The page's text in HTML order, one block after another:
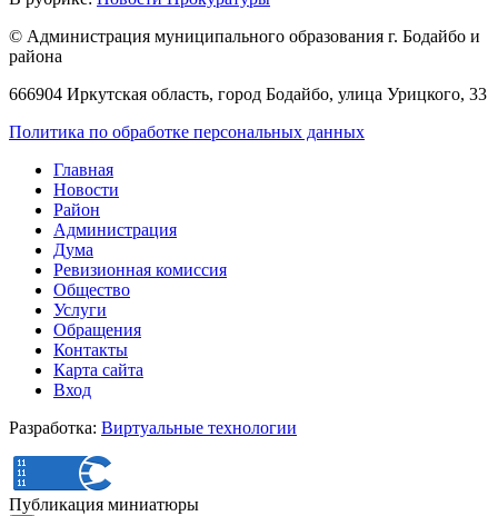
© Администрация муниципального образования г. Бодайбо и
района
666904 Иркутская область, город Бодайбо, улица Урицкого, 33
Политика по обработке персональных данных
Главная
Новости
Район
Администрация
Дума
Ревизионная комиссия
Общество
Услуги
Обращения
Контакты
Карта сайта
Вход
Разработка: Виртуальные технологии
Публикация миниатюры